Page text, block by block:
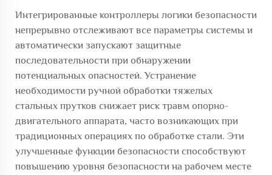
Интегрированные контроллеры логики безопасности
непрерывно отслеживают все параметры системы и
автоматически запускают защитные
последовательности при обнаружении
потенциальных опасностей. Устранение
необходимости ручной обработки тяжелых
стальных прутков снижает риск травм опорно-
двигательного аппарата, часто возникающих при
традиционных операциях по обработке стали. Эти
улучшенные функции безопасности способствуют
повышению уровня безопасности на рабочем месте